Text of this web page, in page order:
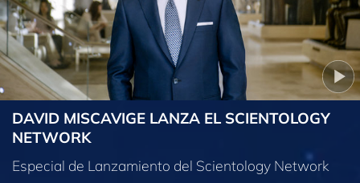
DAVID MISCAVIGE LANZA EL SCIENTOLOGY
NETWORK
Especial de Lanzamiento del Scientology Network